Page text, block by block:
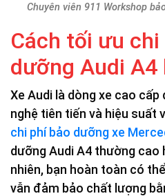
Chuyên viên 911 Workshop
Cách tối ưu chi
dưỡng Audi A4
Xe Audi là dòng xe cao
nghệ tiên tiến và hiệu suất
chi phí bảo dưỡng xe
dưỡng Audi A4 thường cao
nhiên, bạn hoàn toàn có
vẫn đảm bảo chất lượng